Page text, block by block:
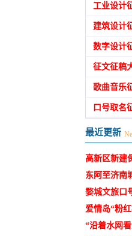
工业设计
建筑设计
数字设计
征文征稿
歌曲音乐
口号取名
最近更新
高新区新建
东阿至济南
婺城文旅口
爱情岛“粉
“沿着水网